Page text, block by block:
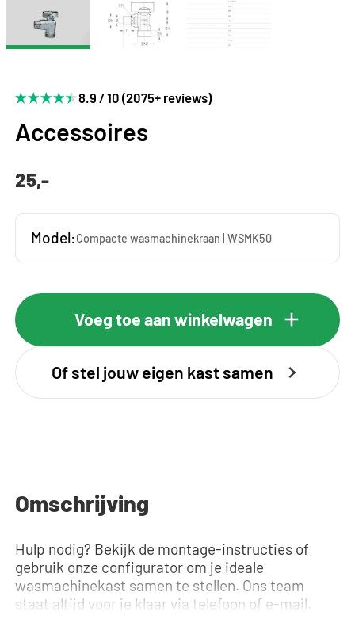
8.9 / 10 (2075+ reviews)
Accessoires
25,-
Model:Compacte wasmachinekraan | WSMK50
Voeg toe aan winkelwagen
Of stel jouw eigen kast samen
Omschrijving
Hulp nodig? Bekijk de montage-instructies of
gebruik onze configurator om je ideale
wasmachinekast samen te stellen. Ons team
staat altijd voor je klaar via telefoon of e-mail.